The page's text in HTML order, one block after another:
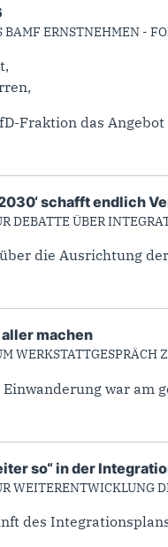
BAMF ERNSTNEHMEN -
Fraktion das
schafft endlich
DEBATTE ÜBER
die Ausrichtung
machen
war am
so“ in der
WEITERENTWICKLUNG
des